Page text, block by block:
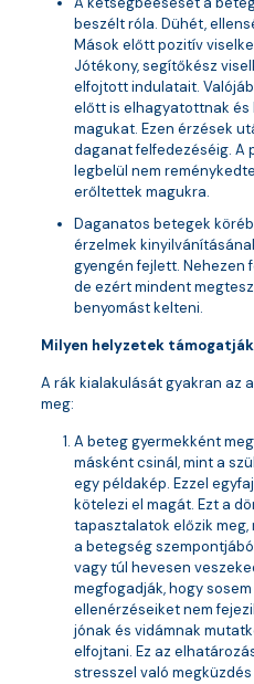
beszélt róla. Dühét,
Mások előtt pozitív
Jótékony, segítőkész
elfojtott indulatait.
előtt is elhagyatottnak
magukat. Ezen érzések
daganat felfedezéséig. A
legbelül nem
erőltettek magukra.
Daganatos betegek
érzelmek
gyengén fejlett. Nehezen
de ezért mindent
benyomást kelteni.
Milyen helyzetek
A rák kialakulását gyakran az
meg:
A beteg gyermekként
másként csinál, mint a
egy példakép. Ezzel
kötelezi el magát. Ezt a
tapasztalatok előzik
a betegség
vagy túl hevesen
megfogadják, hogy
ellenérzéseiket nem
jónak és vidámnak
elfojtani. Ez az
stresszel való